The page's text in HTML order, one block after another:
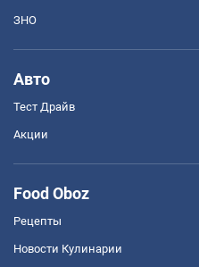
ЗНО
Авто
Тест Драйв
Акции
Food Oboz
Рецепты
Новости Кулинарии